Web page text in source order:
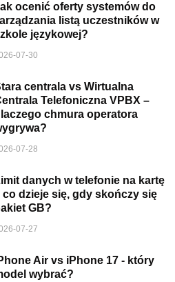
ocenić oferty systemów do
listą uczestników w
językowej?
07-30
centrala vs Wirtualna
Telefoniczna VPBX –
chmura operatora
07-28
danych w telefonie na kartę
co dzieje się, gdy skończy się
GB?
07-27
Air vs iPhone 17 - który
wybrać?